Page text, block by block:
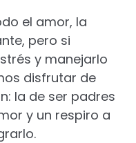
el amor, la
pero si
y manejarlo
disfrutar de
la de ser padres
y un respiro a